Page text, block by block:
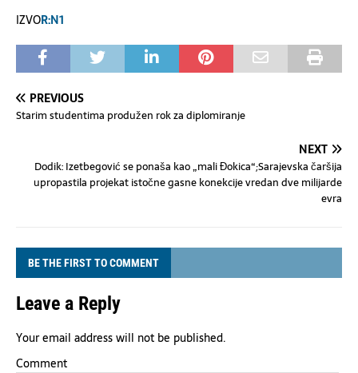
IZVOR:N1
PREVIOUS
Starim studentima produžen rok za diplomiranje
NEXT
Dodik: Izetbegović se ponaša kao „mali Đokica“;Sarajevska čaršija
upropastila projekat istočne gasne konekcije vredan dve milijarde
evra
BE THE FIRST TO COMMENT
Leave a Reply
Your email address will not be published.
Comment